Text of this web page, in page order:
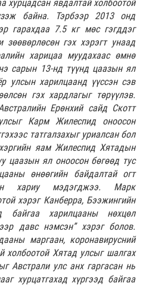
хурцадсан явдалтай холбоотой
байна. Тэрбээр 2013 онд
гарахдаа 7.5 кг мөс гэгддэг
зөөвөрлөсөн гэх хэрэгт унаад
харицаа муудахаас өмнө
сарын 13-нд түүнд цаазын ял
улсын харилцаанд үүссэн сэв
гэх хардлагыг төрүүлэв.
Ерөнхий сайд Скотт
Карм Жилеспид оноосон
татгалзахыг уриалсан бол
яам Жилеспид Хятадын
цаазын ял оноосон бөгөөд тус
өнөөгийн байдалтай огт
хариу мэдэгджээ. Марк
хэрэг Канберра, Бээжингийн
байгаа харилцааны нөхцөл
давс нэмсэн” хэрэг болов.
маргаан, коронавирусний
холбоотой Хятад улсыг шалгах
Австрали улс анх гаргасан нь
хурцатгахад хүргээд байгаа